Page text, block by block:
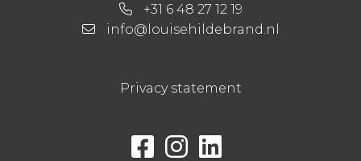
+31 6 48 27 12 19
info@louisehildebrand.nl
Privacy statement